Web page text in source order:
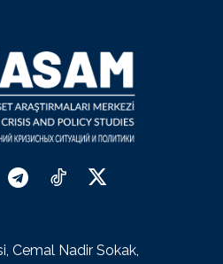
Cemal Nadir Sokak,